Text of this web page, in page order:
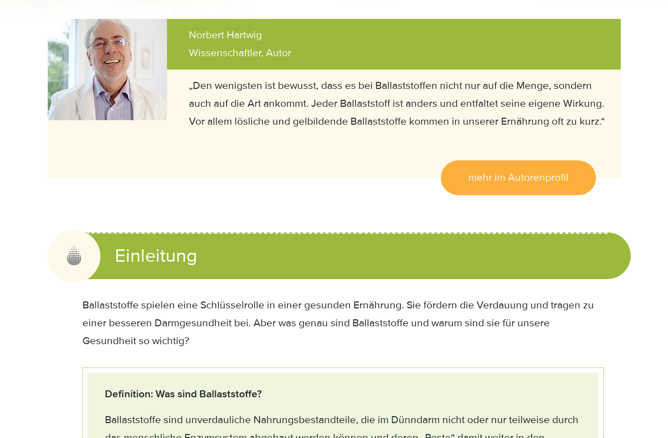
Norbert Hartwig
Wissenschaftler, Autor
„Den wenigsten ist bewusst, dass es bei Ballaststoffen nicht nur auf die Menge, sondern
auch auf die Art ankommt. Jeder Ballaststoff ist anders und entfaltet seine eigene Wirkung.
Vor allem lösliche und gelbildende Ballaststoffe kommen in unserer Ernährung oft zu kurz.“
mehr im Autorenprofil
Einleitung
Ballaststoffe spielen eine Schlüsselrolle in einer gesunden Ernährung. Sie fördern die Verdauung und tragen zu
einer besseren Darmgesundheit bei. Aber was genau sind Ballaststoffe und warum sind sie für unsere
Gesundheit so wichtig?
Definition: Was sind Ballaststoffe?
Ballaststoffe sind unverdauliche Nahrungsbestandteile, die im Dünndarm nicht oder nur teilweise durch